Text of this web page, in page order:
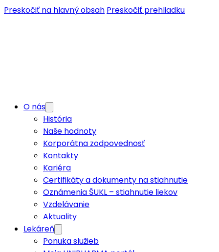
Preskočiť na hlavný obsah Preskočiť prehliadku
O nás
História
Naše hodnoty
Korporátna zodpovednosť
Kontakty
Kariéra
Certifikáty a dokumenty na stiahnutie
Oznámenia ŠUKL – stiahnutie liekov
Vzdelávanie
Aktuality
Lekáreň
Ponuka služieb